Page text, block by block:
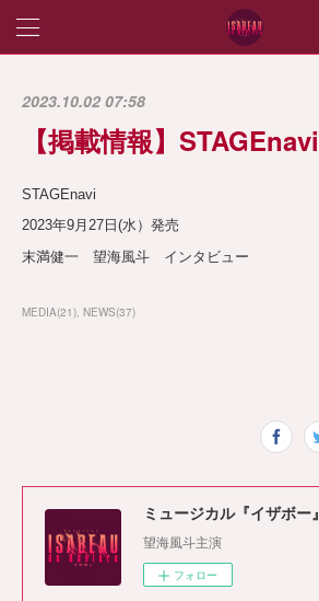
2023.10.02 07:58
【掲載情報】STAGEnavi
STAGEnavi
2023年9月27日(水）発売
末満健一 望海風斗 インタビュー
MEDIA(21) NEWS(37)
ミュージカル『イザボー』
望海風斗主演
フォロー